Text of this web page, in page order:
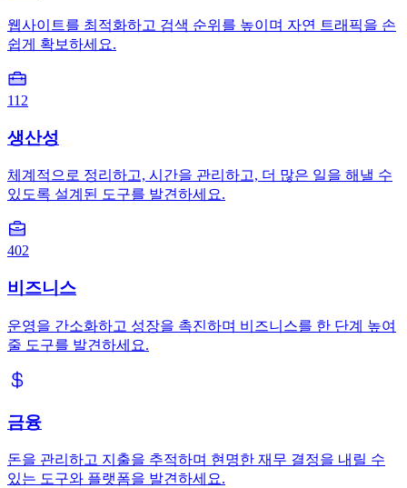
웹사이트를 최적화하고 검색 순위를 높이며 자연 트래픽을 손
쉽게 확보하세요.
112
생산성
체계적으로 정리하고, 시간을 관리하고, 더 많은 일을 해낼 수
있도록 설계된 도구를 발견하세요.
402
비즈니스
운영을 간소화하고 성장을 촉진하며 비즈니스를 한 단계 높여
줄 도구를 발견하세요.
금융
돈을 관리하고 지출을 추적하며 현명한 재무 결정을 내릴 수
있는 도구와 플랫폼을 발견하세요.